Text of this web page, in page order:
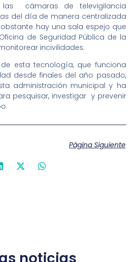
las cámaras de televigilancia
del día de manera centralizada
hay una sala espejo que
de Seguridad Pública de la
incivilidades.
esta tecnología, que funciona
desde finales del año pasado,
administración municipal y ha
pesquisar, investigar y prevenir
Página Siguiente
noticias